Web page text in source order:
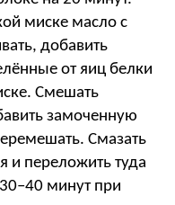
миске масло с
добавить
от яиц белки
Смешать
замоченную
Смазать
и переложить туда
минут при